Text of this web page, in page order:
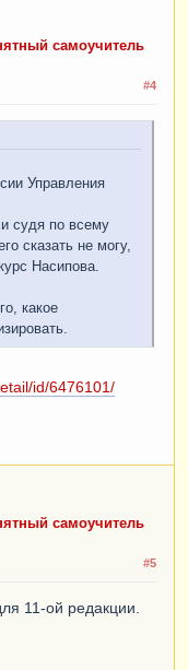
самоучитель
#4
Управления
судя по всему
сказать не могу,
Насипова.
какое
id/6476101/
самоучитель
#5
11-ой редакции.